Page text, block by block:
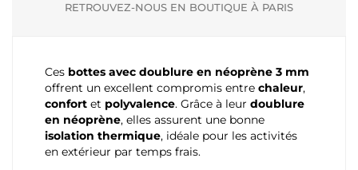
RETROUVEZ-NOUS EN BOUTIQUE À PARIS
Ces bottes avec doublure en néoprène 3 mm
offrent un excellent compromis entre chaleur,
confort et polyvalence. Grâce à leur doublure
en néoprène, elles assurent une bonne
isolation thermique, idéale pour les activités
en extérieur par temps frais.